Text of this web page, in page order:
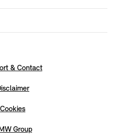
& Contact
Cookies
Group